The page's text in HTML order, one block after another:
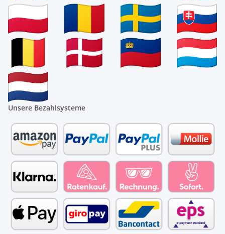
Unsere Bezahlsysteme